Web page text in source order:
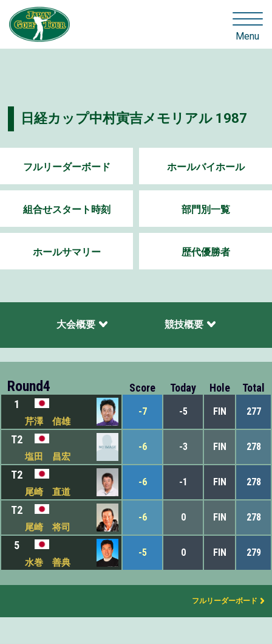
Menu
日経カップ中村寅吉メモリアル 1987
フルリーダーボード ホールバイホール
組合せスタート時刻 部門別一覧
ホールサマリー 歴代優勝者
大会概要 競技概要
Round4 Score Today Hole
Total
1
芹澤 信雄
-7 -5 FIN 277
T2
塩田 昌宏
-6 -3 FIN 278
T2
尾崎 直道
-6 -1 FIN 278
T2
尾崎 将司
-6 0 FIN 278
5
水巻 善典
-5 0 FIN 279
フルリーダーボード